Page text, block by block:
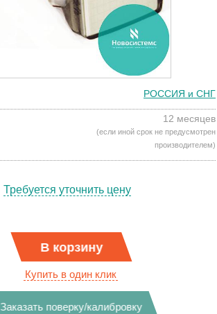
РОССИЯ и СНГ
12 месяцев
(если иной срок не предусмотрен
производителем)
Требуется уточнить цену
В корзину
Купить в один клик
Заказать поверку/калибровку